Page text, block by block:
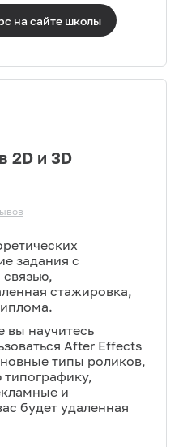
на сайте школы
2D и 3D
задания с
стажировка,
вы научитесь
After Effects
типы роликов,
типографику,
и
будет удаленная